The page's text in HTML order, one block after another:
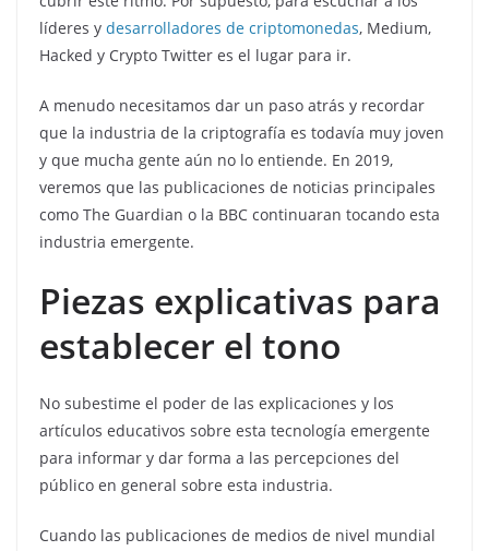
líderes y desarrolladores de criptomonedas, Medium,
Hacked y Crypto Twitter es el lugar para ir.
A menudo necesitamos dar un paso atrás y recordar
que la industria de la criptografía es todavía muy joven
y que mucha gente aún no lo entiende. En 2019,
veremos que las publicaciones de noticias principales
como The Guardian o la BBC continuaran tocando esta
industria emergente.
Piezas explicativas para
establecer el tono
No subestime el poder de las explicaciones y los
artículos educativos sobre esta tecnología emergente
para informar y dar forma a las percepciones del
público en general sobre esta industria.
Cuando las publicaciones de medios de nivel mundial